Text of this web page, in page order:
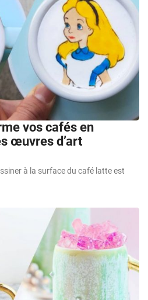
vos cafés en
œuvres d’art
à la surface du café latte est